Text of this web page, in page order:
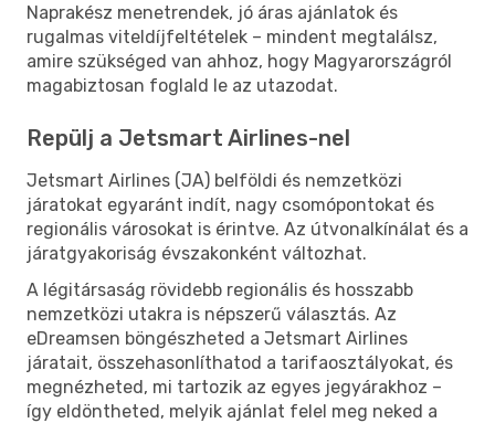
Naprakész menetrendek, jó áras ajánlatok és
rugalmas viteldíjfeltételek – mindent megtalálsz,
amire szükséged van ahhoz, hogy Magyarországról
magabiztosan foglald le az utazodat.
Repülj a Jetsmart Airlines-nel
Jetsmart Airlines (JA) belföldi és nemzetközi
járatokat egyaránt indít, nagy csomópontokat és
regionális városokat is érintve. Az útvonalkínálat és a
járatgyakoriság évszakonként változhat.
A légitársaság rövidebb regionális és hosszabb
nemzetközi utakra is népszerű választás. Az
eDreamsen böngészheted a Jetsmart Airlines
járatait, összehasonlíthatod a tarifaosztályokat, és
megnézheted, mi tartozik az egyes jegyárakhoz –
így eldöntheted, melyik ajánlat felel meg neked a